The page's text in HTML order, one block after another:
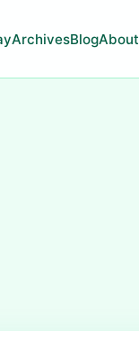
ArchivesBlogAbout